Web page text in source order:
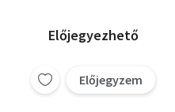
Előjegyezhető
Előjegyzem